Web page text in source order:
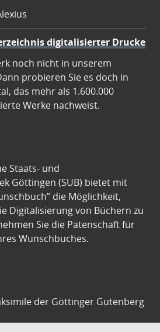
digitalisierter Drucke
noch nicht in unserem
probieren Sie es doch in
das mehr als 1.600.000
Werke nachweist.
Staats- und
Göttingen (SUB) bietet mit
die Möglichkeit,
Digitalisierung von Büchern zu
Sie die Patenschaft für
Wunschbuches.
der Göttinger Gutenberg